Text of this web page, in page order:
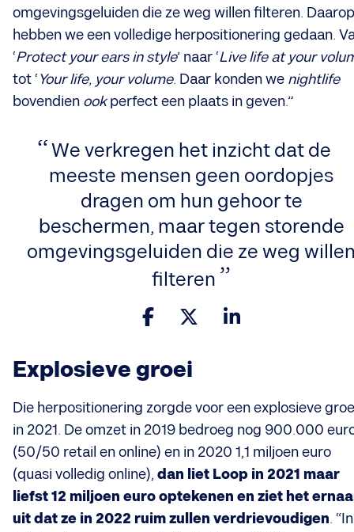
omgevingsgeluiden die ze weg willen filteren. Daarop
hebben we een volledige herpositionering gedaan.
‘Protect your ears in style’ naar ‘Live life at your
tot ‘Your life, your volume. Daar konden we nightlife
bovendien ookperfect een plaats in geven.”
We verkregen het inzicht dat de
meeste mensen geen oordopjes
dragen om hun gehoor te
beschermen, maar tegen storende
omgevingsgeluiden die ze weg
filteren
Explosieve groei
Die herpositionering zorgde voor een explosieve
in 2021. De omzet in 2019 bedroeg nog 900.000
(50/50 retail en online) en in 2020 1,1 miljoen euro
(quasi volledig online), dan liet Loop in 2021 maar
liefst 12 miljoen euro optekenen en ziet het
uit dat ze in 2022 ruim zullen verdrievoudigen. “In